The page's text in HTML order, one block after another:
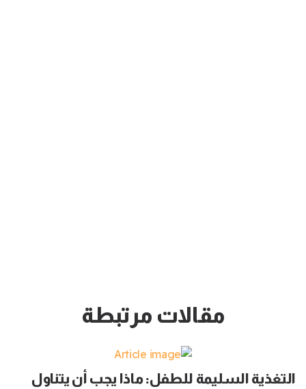
مقالات مرتبطة
التغذية السليمة للطفل: ماذا يجب أن يتناول